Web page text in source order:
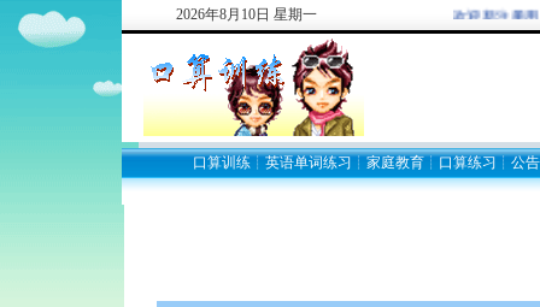
2026年8月 10日 星期一 欢迎新注册用
口算训练 ┊ 英语单词练习 ┊ 家庭教育 ┊ 口算练习 ┊ 公